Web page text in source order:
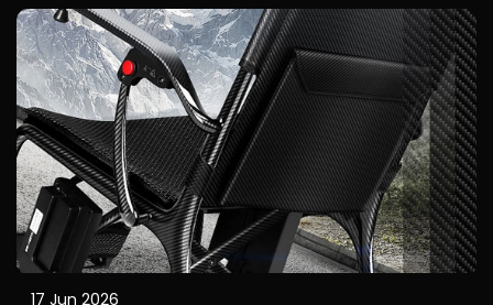
certificeringskrav for rehabiliteringsudstyr, og
brugerne kræver ofte ...
17 Jun 2026